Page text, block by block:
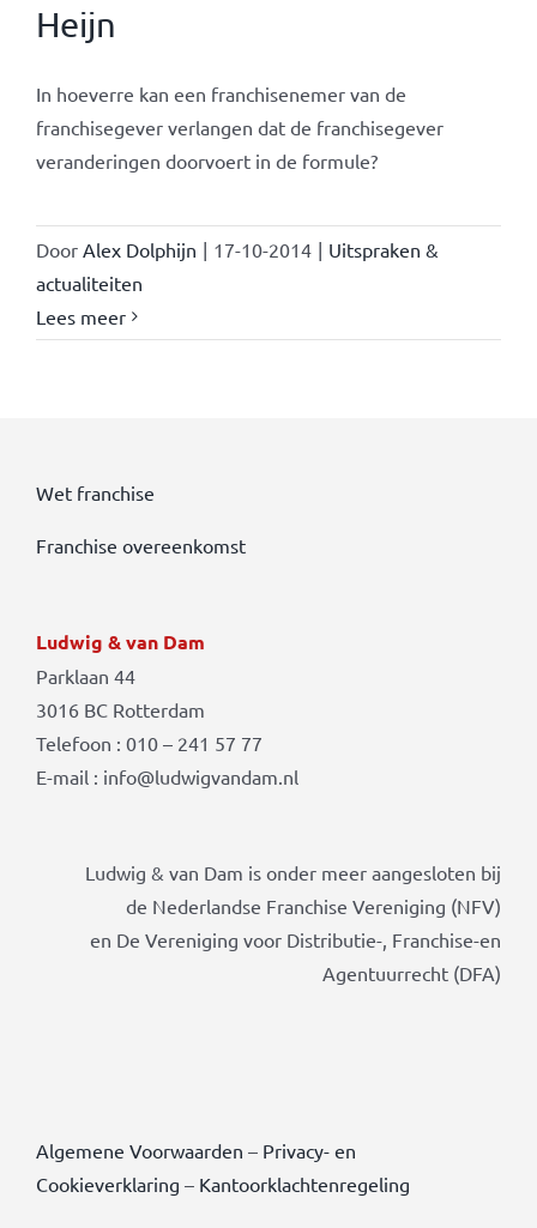
Heijn
In hoeverre kan een franchisenemer van de
franchisegever verlangen dat de franchisegever
veranderingen doorvoert in de formule?
Door Alex Dolphijn | 17-10-2014 | Uitspraken &
actualiteiten
Lees meer
Wet franchise
Franchise overeenkomst
Ludwig & van Dam
Parklaan 44
3016 BC Rotterdam
Telefoon : 010 – 241 57 77
E-mail : info@ludwigvandam.nl
Ludwig & van Dam is onder meer aangesloten bij
de Nederlandse Franchise Vereniging (NFV)
en De Vereniging voor Distributie-, Franchise-en
Agentuurrecht (DFA)
Algemene Voorwaarden – Privacy- en
Cookieverklaring – Kantoorklachtenregeling